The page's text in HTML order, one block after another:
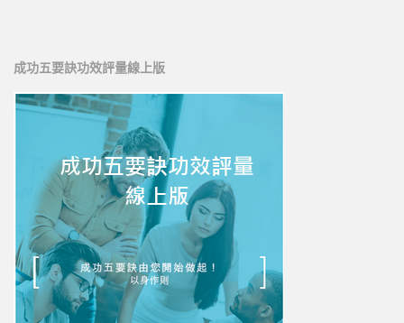
新人培訓03
UFO培訓
UFO-02
UFO-03
UFO-04
UFO-05
每日三分鐘
成功五要訣功效評量線上版